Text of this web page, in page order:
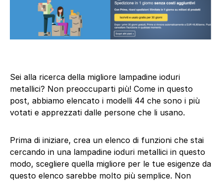
Sei alla ricerca della migliore lampadine ioduri
metallici? Non preoccuparti più! Come in questo
post, abbiamo elencato i modelli 44 che sono i più
votati e apprezzati dalle persone che li usano.
Prima di iniziare, crea un elenco di funzioni che stai
cercando in una lampadine ioduri metallici in questo
modo, scegliere quella migliore per le tue esigenze da
questo elenco sarebbe molto più semplice. Non